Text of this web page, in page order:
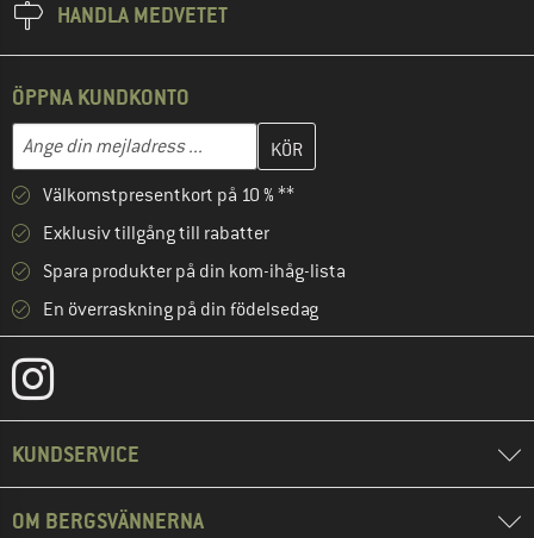
HANDLA MEDVETET
ÖPPNA KUNDKONTO
Mejladress
Skriv in din e-postadress här och skapa ditt kundkonto i nästa
Välkomstpresentkort på 10 % **
Exklusiv tillgång till rabatter
Spara produkter på din kom-ihåg-lista
En överraskning på din födelsedag
KUNDSERVICE
OM BERGSVÄNNERNA